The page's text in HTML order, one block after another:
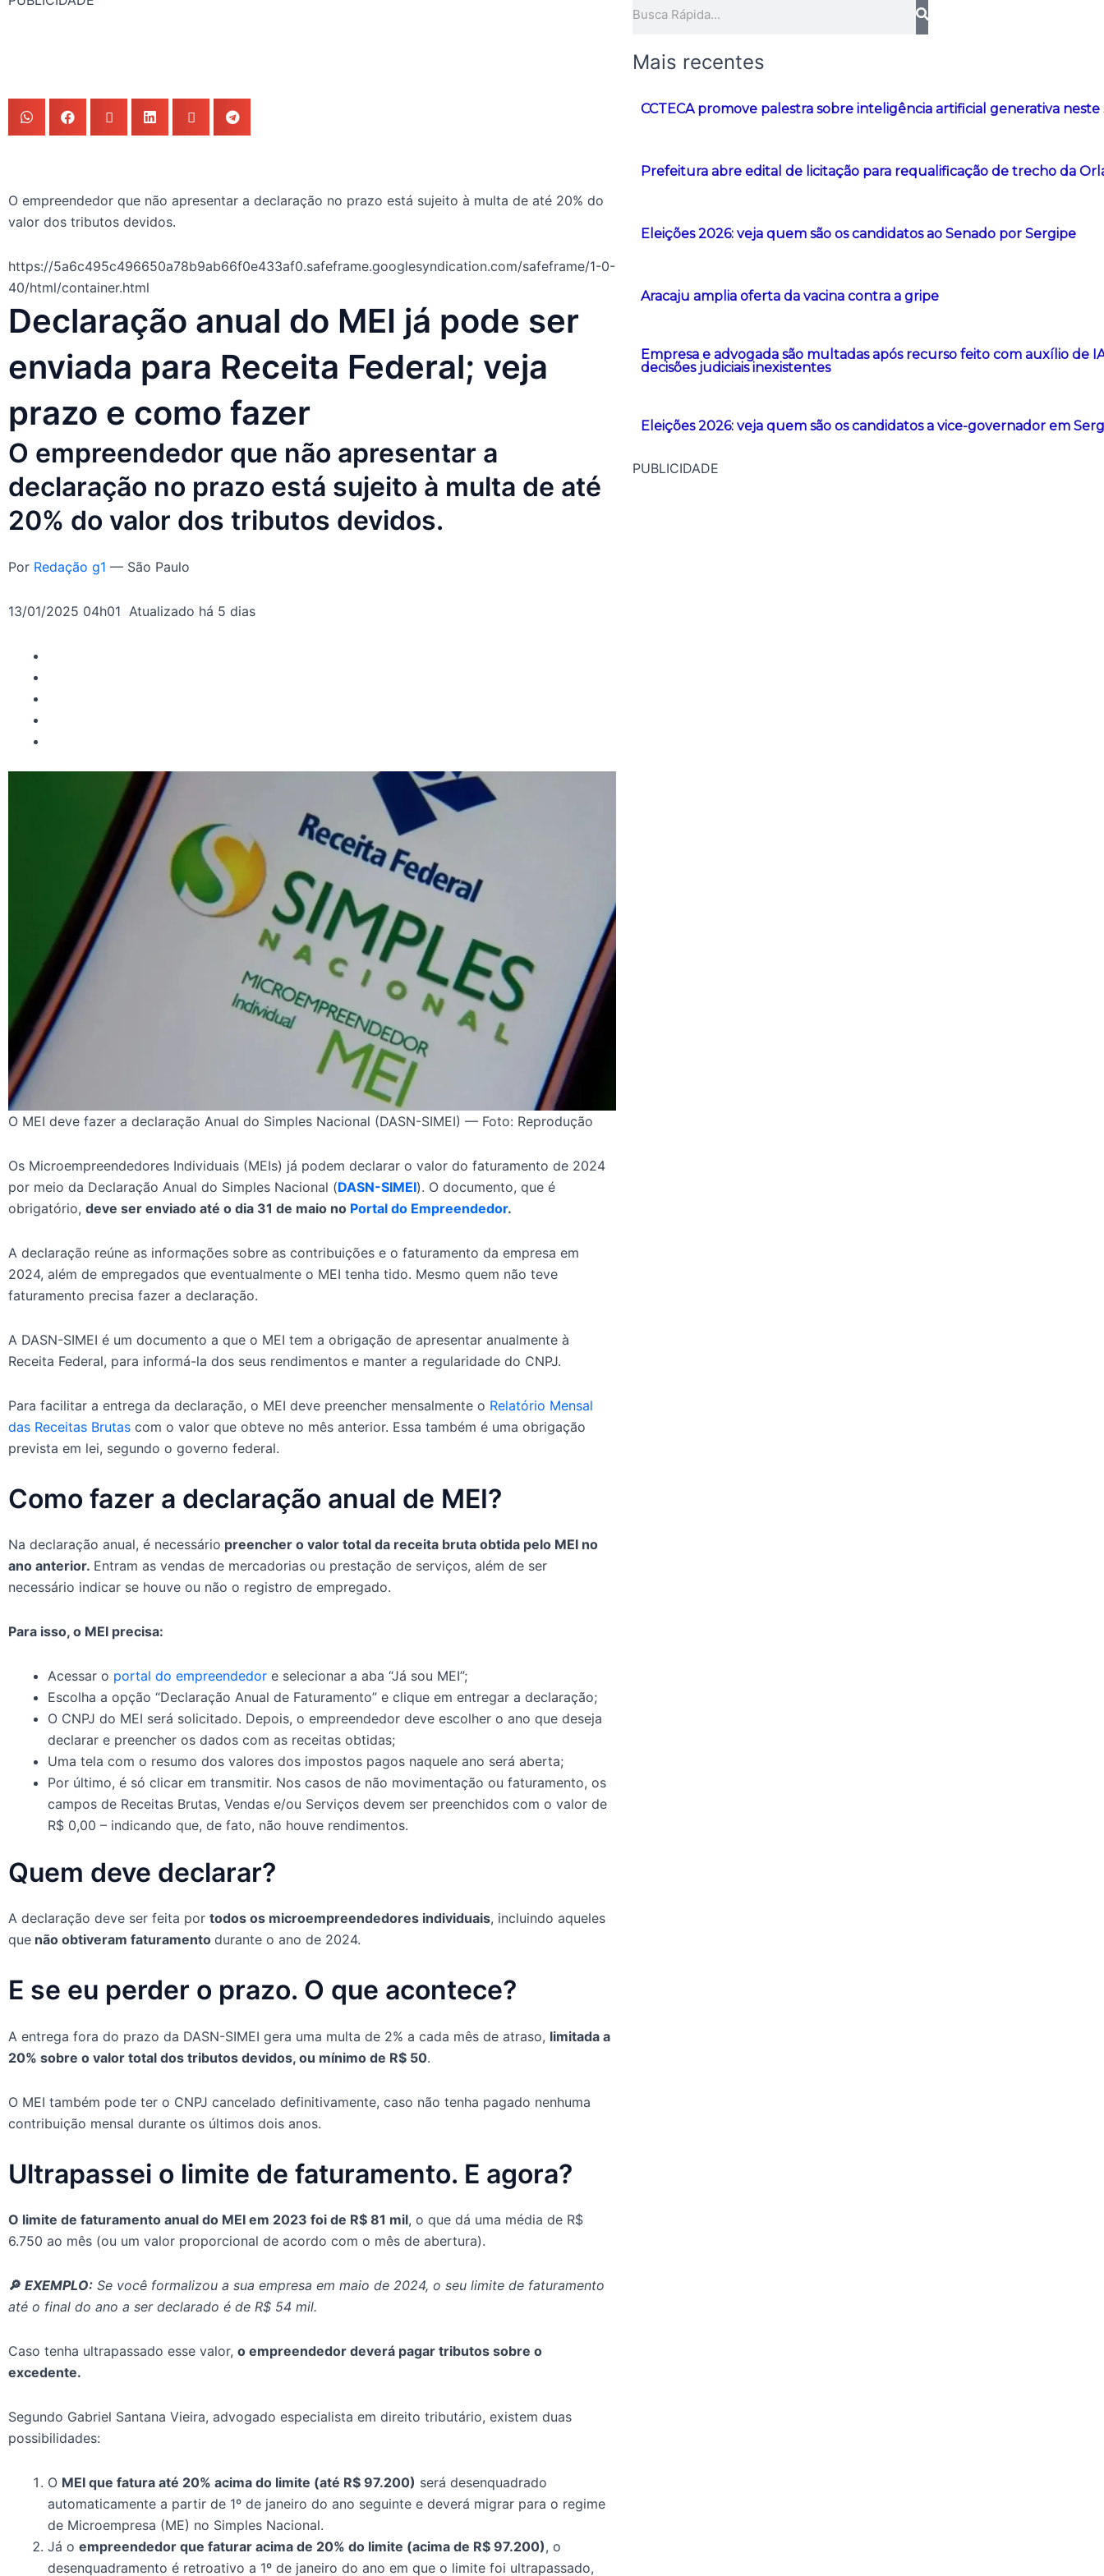
O empreendedor que não apresentar a declaração no prazo está sujeito à multa de até 20% do
valor dos tributos devidos.
https://5a6c495c496650a78b9ab66f0e433af0.safeframe.googlesyndication.com/safeframe/1-0-
40/html/container.html
Declaração anual do MEI já pode ser
enviada para Receita Federal; veja
prazo e como fazer
O empreendedor que não apresentar a
declaração no prazo está sujeito à multa de até
20% do valor dos tributos devidos.
Por Redação g1 — São Paulo
13/01/2025 04h01 Atualizado há 5 dias
O MEI deve fazer a declaração Anual do Simples Nacional (DASN-SIMEI) — Foto: Reprodução
Os Microempreendedores Individuais (MEIs) já podem declarar o valor do faturamento de 2024
por meio da Declaração Anual do Simples Nacional (DASN-SIMEI). O documento, que é
obrigatório, deve ser enviado até o dia 31 de maio no Portal do Empreendedor.
A declaração reúne as informações sobre as contribuições e o faturamento da empresa em
2024, além de empregados que eventualmente o MEI tenha tido. Mesmo quem não teve
faturamento precisa fazer a declaração.
A DASN-SIMEI é um documento a que o MEI tem a obrigação de apresentar anualmente à
Receita Federal, para informá-la dos seus rendimentos e manter a regularidade do CNPJ.
Para facilitar a entrega da declaração, o MEI deve preencher mensalmente o Relatório Mensal
das Receitas Brutas com o valor que obteve no mês anterior. Essa também é uma obrigação
prevista em lei, segundo o governo federal.
Como fazer a declaração anual de MEI?
Na declaração anual, é necessário preencher o valor total da receita bruta obtida pelo MEI no
ano anterior. Entram as vendas de mercadorias ou prestação de serviços, além de ser
necessário indicar se houve ou não o registro de empregado.
Para isso, o MEI precisa:
Acessar o portal do empreendedor e selecionar a aba “Já sou MEI”;
Escolha a opção “Declaração Anual de Faturamento” e clique em entregar a declaração;
O CNPJ do MEI será solicitado. Depois, o empreendedor deve escolher o ano que deseja
declarar e preencher os dados com as receitas obtidas;
Uma tela com o resumo dos valores dos impostos pagos naquele ano será aberta;
Por último, é só clicar em transmitir. Nos casos de não movimentação ou faturamento, os
campos de Receitas Brutas, Vendas e/ou Serviços devem ser preenchidos com o valor de
R$ 0,00 – indicando que, de fato, não houve rendimentos.
Quem deve declarar?
A declaração deve ser feita por todos os microempreendedores individuais, incluindo aqueles
que não obtiveram faturamento durante o ano de 2024.
E se eu perder o prazo. O que acontece?
A entrega fora do prazo da DASN-SIMEI gera uma multa de 2% a cada mês de atraso, limitada a
20% sobre o valor total dos tributos devidos, ou mínimo de R$ 50.
O MEI também pode ter o CNPJ cancelado definitivamente, caso não tenha pagado nenhuma
contribuição mensal durante os últimos dois anos.
Ultrapassei o limite de faturamento. E agora?
O limite de faturamento anual do MEI em 2023 foi de R$ 81 mil, o que dá uma média de R$
6.750 ao mês (ou um valor proporcional de acordo com o mês de abertura).
🔎 EXEMPLO: Se você formalizou a sua empresa em maio de 2024, o seu limite de faturamento
até o final do ano a ser declarado é de R$ 54 mil.
Caso tenha ultrapassado esse valor, o empreendedor deverá pagar tributos sobre o
excedente.
Segundo Gabriel Santana Vieira, advogado especialista em direito tributário, existem duas
possibilidades:
O MEI que fatura até 20% acima do limite (até R$ 97.200) será desenquadrado
automaticamente a partir de 1º de janeiro do ano seguinte e deverá migrar para o regime
de Microempresa (ME) no Simples Nacional.
Já o empreendedor que faturar acima de 20% do limite (acima de R$ 97.200), o
desenquadramento é retroativo a 1º de janeiro do ano em que o limite foi ultrapassado,
Mais recentes
CCTECA promove palestra sobre inteligência artificial generativa neste
Prefeitura abre edital de licitação para requalificação de trecho da
Eleições 2026: veja quem são os candidatos ao Senado por Sergipe
Aracaju amplia oferta da vacina contra a gripe
Empresa e advogada são multadas após recurso feito com auxílio de
decisões judiciais inexistentes
Eleições 2026: veja quem são os candidatos a vice-governador em
PUBLICIDADE